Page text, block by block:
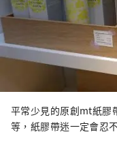
平常少見的原創mt紙膠
等，紙膠帶迷一定會忍